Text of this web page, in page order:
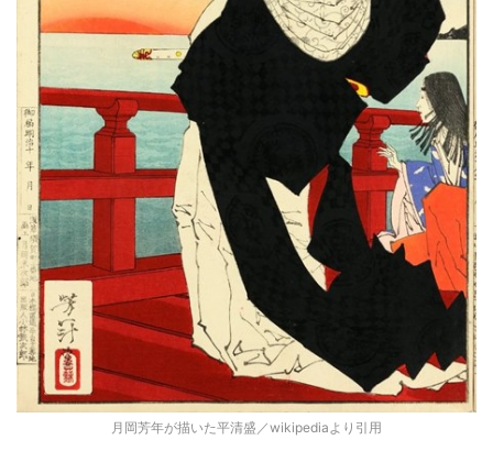
月岡芳年が描いた平清盛／wikipediaより引用